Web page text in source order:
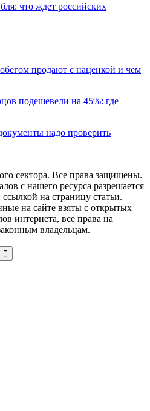
что ждет российских
продают с наценкой и чем
подешевели на 45%: где
надо проверить
сектора. Все права защищены.
с нашего ресурса разрешается
на страницу статьи.
на сайте взяты с открытых
интернета, все права на
владельцам.